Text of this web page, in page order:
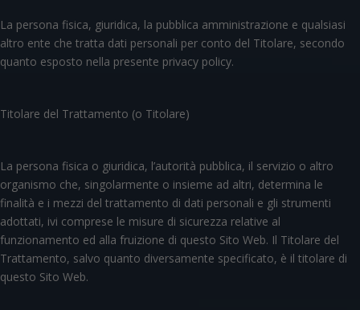
La persona fisica, giuridica, la pubblica amministrazione e qualsiasi
altro ente che tratta dati personali per conto del Titolare, secondo
quanto esposto nella presente privacy policy.
Titolare del Trattamento (o Titolare)
La persona fisica o giuridica, l’autorità pubblica, il servizio o altro
organismo che, singolarmente o insieme ad altri, determina le
finalità e i mezzi del trattamento di dati personali e gli strumenti
adottati, ivi comprese le misure di sicurezza relative al
funzionamento ed alla fruizione di questo Sito Web. Il Titolare del
Trattamento, salvo quanto diversamente specificato, è il titolare di
questo Sito Web.